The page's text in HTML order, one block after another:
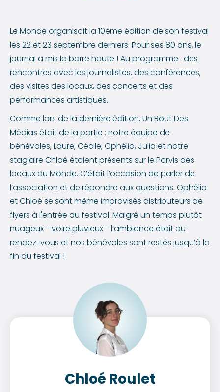
Le Monde organisait la 10ème édition de son festival
les 22 et 23 septembre derniers. Pour ses 80 ans, le
journal a mis la barre haute ! Au programme : des
rencontres avec les journalistes, des conférences,
des visites des locaux, des concerts et des
performances artistiques.
Comme lors de la dernière édition, Un Bout Des
Médias était de la partie : notre équipe de
bénévoles, Laure, Cécile, Ophélio, Julia et notre
stagiaire Chloé étaient présents sur le Parvis des
locaux du Monde. C’était l’occasion de parler de
l’association et de répondre aux questions. Ophélio
et Chloé se sont même improvisés distributeurs de
flyers à l'entrée du festival. Malgré un temps plutôt
nuageux - voire pluvieux - l’ambiance était au
rendez-vous et nos bénévoles sont restés jusqu’à la
fin du festival !
Chloé Roulet